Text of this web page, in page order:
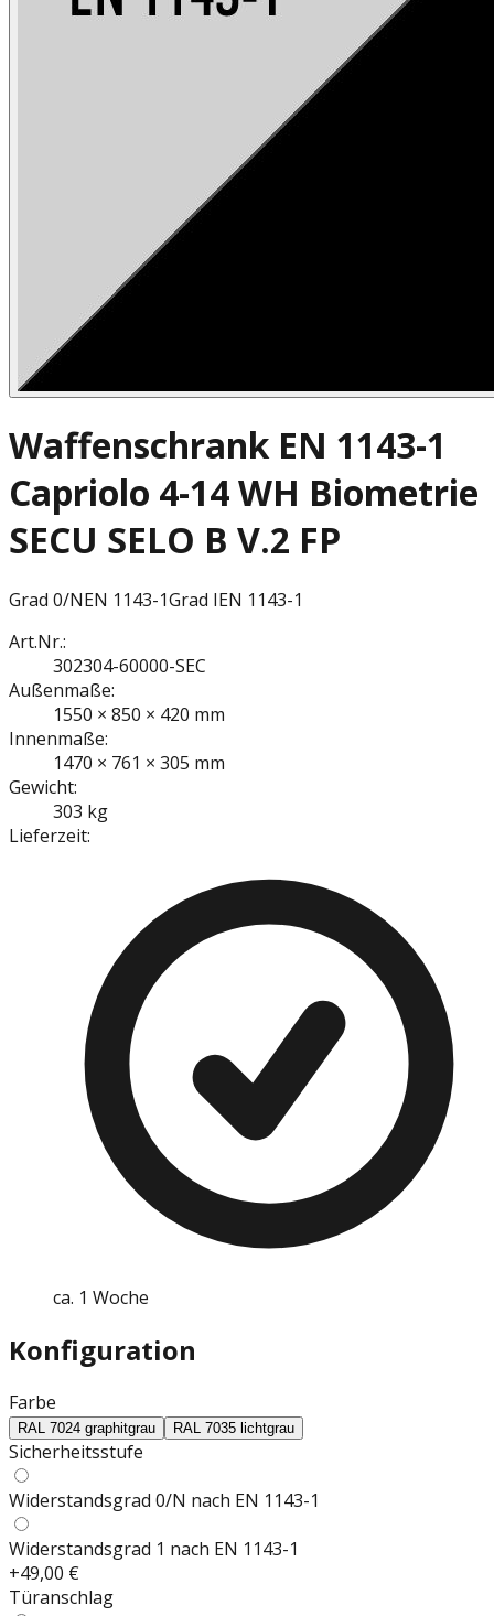
Waffenschrank EN 1143-1
Capriolo 4-14 WH Biometrie
SECU SELO B V.2 FP
Grad 0/NEN 1143-1Grad IEN 1143-1
Art.Nr.:
302304-60000-SEC
Außenmaße:
1550 × 850 × 420 mm
Innenmaße:
1470 × 761 × 305 mm
Gewicht:
303 kg
Lieferzeit:
ca. 1 Woche
Konfiguration
Farbe
RAL 7024 graphitgrau RAL 7035 lichtgrau
Sicherheitsstufe
Widerstandsgrad 0/N nach EN 1143-1
Widerstandsgrad 1 nach EN 1143-1
+49,00 €
Türanschlag